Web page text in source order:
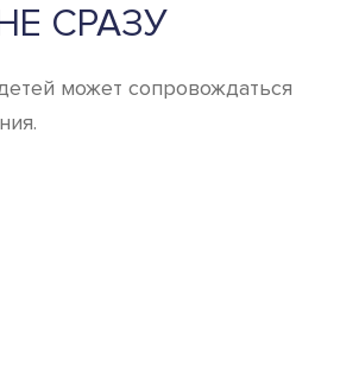
СРАЗУ
может сопровождаться